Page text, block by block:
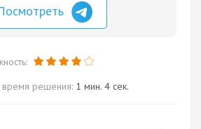
решения: 1 мин. 4 сек.